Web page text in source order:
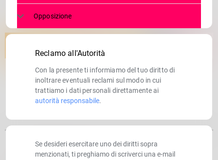
Opposizione
Reclamo all'Autorità
Con la presente ti informiamo del tuo diritto di
inoltrare eventuali reclami sul modo in cui
trattiamo i dati personali direttamente ai
autorità responsabile.
Se desideri esercitare uno dei diritti sopra
menzionati, ti preghiamo di scriverci una e-mail